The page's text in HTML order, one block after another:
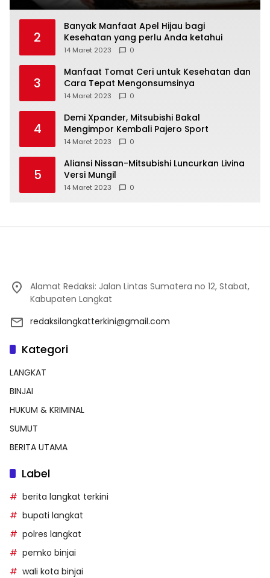
2
Banyak Manfaat Apel Hijau bagi
Kesehatan yang perlu Anda ketahui
14 Maret 2023 0
3
Manfaat Tomat Ceri untuk Kesehatan dan
Cara Tepat Mengonsumsinya
14 Maret 2023 0
4
Demi Xpander, Mitsubishi Bakal
Mengimpor Kembali Pajero Sport
14 Maret 2023 0
5
Aliansi Nissan-Mitsubishi Luncurkan Livina
Versi Mungil
14 Maret 2023 0
Alamat Redaksi: Jalan Lintas Sumatera no 12, Stabat,
Kabupaten Langkat
redaksilangkatterkini@gmail.com
Kategori
LANGKAT
BINJAI
HUKUM & KRIMINAL
SUMUT
BERITA UTAMA
Label
berita langkat terkini
bupati langkat
polres langkat
pemko binjai
wali kota binjai